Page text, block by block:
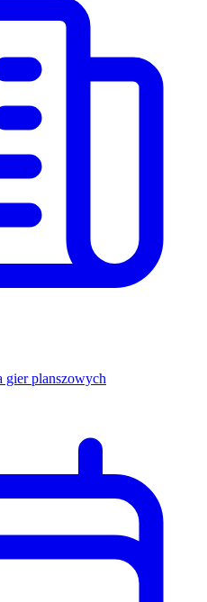
gier planszowych